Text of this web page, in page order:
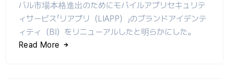
バル市場本格進出のためにモバイルアプリセキュリテ
ィサービス「リアプリ（LIAPP）」のブランドアイデンテ
ィティ（BI）をリニューアルしたと明らかにした。
Read More